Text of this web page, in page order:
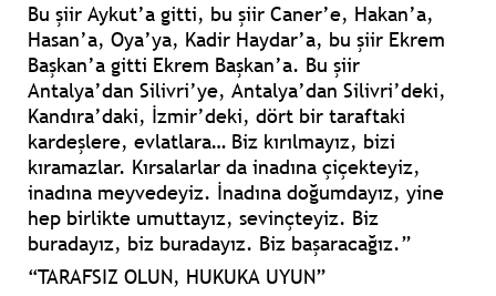
Bu şiir Aykut’a gitti, bu şiir Caner’e, Hakan’a,
Hasan’a, Oya’ya, Kadir Haydar’a, bu şiir Ekrem
Başkan’a gitti Ekrem Başkan’a. Bu şiir
Antalya’dan Silivri’ye, Antalya’dan Silivri’deki,
Kandıra’daki, İzmir’deki, dört bir taraftaki
kardeşlere, evlatlara… Biz kırılmayız, bizi
kıramazlar. Kırsalarlar da inadına çiçekteyiz,
inadına meyvedeyiz. İnadına doğumdayız, yine
hep birlikte umuttayız, sevinçteyiz. Biz
buradayız, biz buradayız. Biz başaracağız.”
“TARAFSIZ OLUN, HUKUKA UYUN”